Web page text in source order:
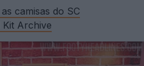
camisas do SC
Archive